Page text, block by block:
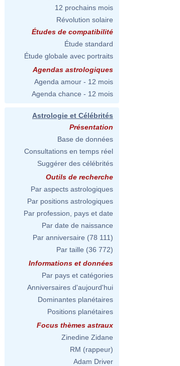
12 prochains mois
Révolution solaire
Études de compatibilité
Étude standard
Étude globale avec portraits
Agendas astrologiques
Agenda amour - 12 mois
Agenda chance - 12 mois
Astrologie et Célébrités
Présentation
Base de données
Consultations en temps réel
Suggérer des célébrités
Outils de recherche
Par aspects astrologiques
Par positions astrologiques
Par profession, pays et date
Par date de naissance
Par anniversaire (78 111)
Par taille (36 772)
Informations et données
Par pays et catégories
Anniversaires d'aujourd'hui
Dominantes planétaires
Positions planétaires
Focus thèmes astraux
Zinedine Zidane
RM (rappeur)
Adam Driver